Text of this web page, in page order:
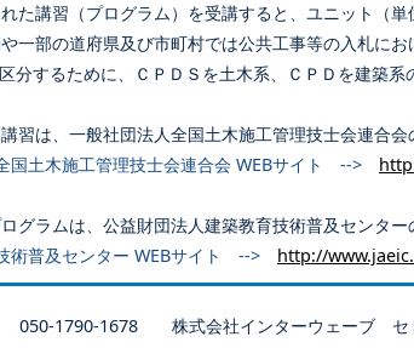
た講習（プログラム）を受講すると、ユニット（
一部の道府県及び市町村では公共工事等の入札に
分するために、ＣＰＤＳを土木系、ＣＰＤを建築系
習は、一般社団法人全国土木施工管理技士会連合会
国土木施工管理技士会連合会 WEBサイト -->
グラムは、公益財団法人建築教育技術普及センター
術普及センター WEBサイト --> http://
050-1790-1678 株式会社インターウェーブ セ